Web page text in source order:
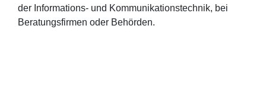
der Informations- und Kommunikationstechnik, bei
Beratungsfirmen oder Behörden.